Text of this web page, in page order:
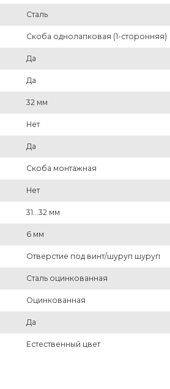
Сталь
Скоба однолапковая (1-сторонняя)
Да
Да
32 мм
Нет
Да
Скоба монтажная
Нет
31...32 мм
6 мм
Отверстие под винт/шуруп шуруп
Сталь оцинкованная
Оцинкованная
Да
Естественный цвет